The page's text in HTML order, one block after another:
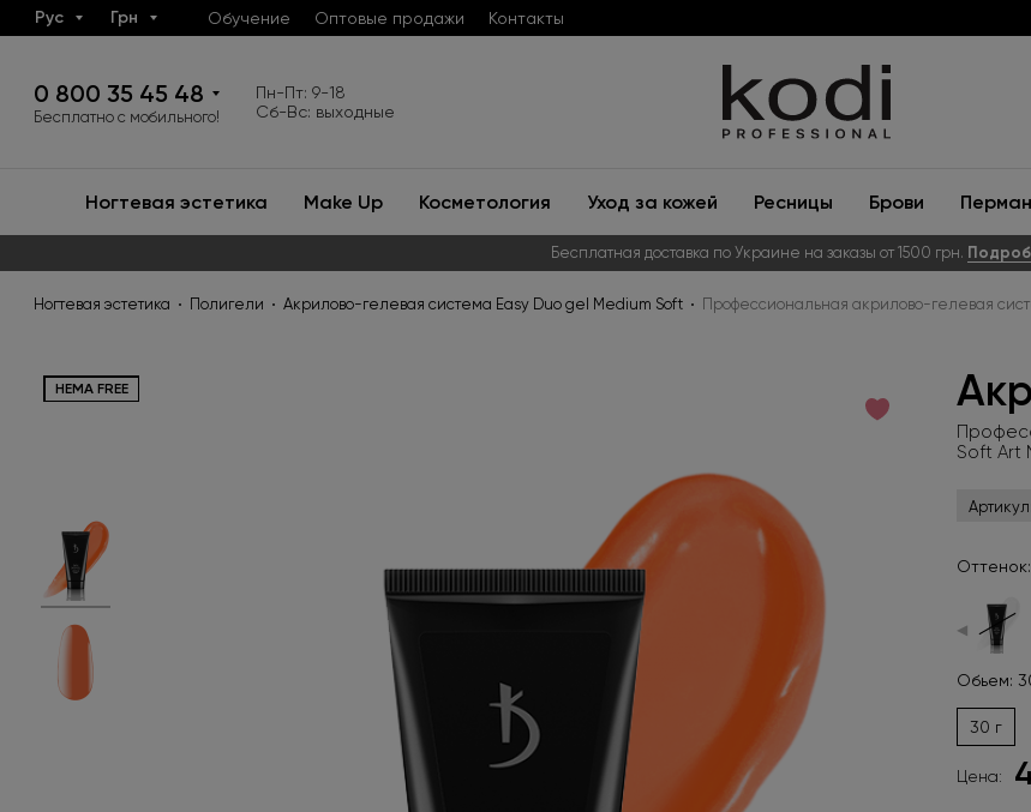
Рус Грн Обучение Оптовые продажи Контакты
0 800 35 45 48
Бесплатно с мобильного!
Пн-Пт: 9-18
Сб-Вс: выходные
Ногтевая эстетика Make Up Косметология Уход за кожей Ресницы Брови
Бесплатная доставка по Украине на заказы от 1500 грн.
Ногтевая эстетика Полигели Акрилово-гелевая система Easy Duo gel Medium Soft Профессиональная акрилово-гелевая
HEMA FREE
Soft Art
Артикул:
Оттенок:
◀
Обьем:
30 г
Цена: